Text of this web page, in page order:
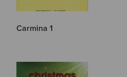
Carmina 1